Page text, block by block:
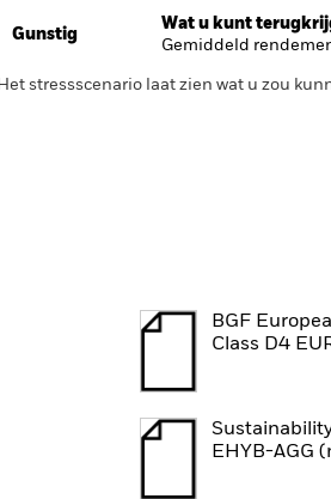
Gunstig
Wat u kunt
Gemiddeld
Het stressscenario laat zien wat u zou
BGF
Class D4
EHYB-AGG